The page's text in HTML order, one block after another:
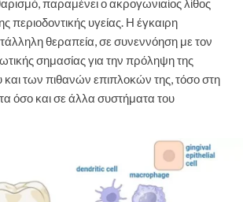
παραμένει ο ακρογωνιαίος λίθος
περιοδοντικής υγείας. Η έγκαιρη
θεραπεία, σε συνεννόηση με τον
σημασίας για την πρόληψη της
και των πιθανών επιπλοκών της, τόσο στη
όσο και σε άλλα συστήματα του